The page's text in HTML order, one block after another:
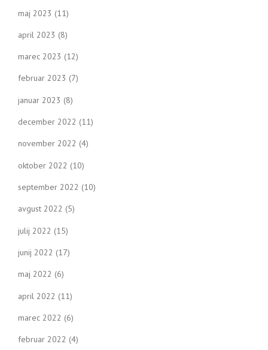
maj 2023 (11)
april 2023 (8)
marec 2023 (12)
februar 2023 (7)
januar 2023 (8)
december 2022 (11)
november 2022 (4)
oktober 2022 (10)
september 2022 (10)
avgust 2022 (5)
julij 2022 (15)
junij 2022 (17)
maj 2022 (6)
april 2022 (11)
marec 2022 (6)
februar 2022 (4)